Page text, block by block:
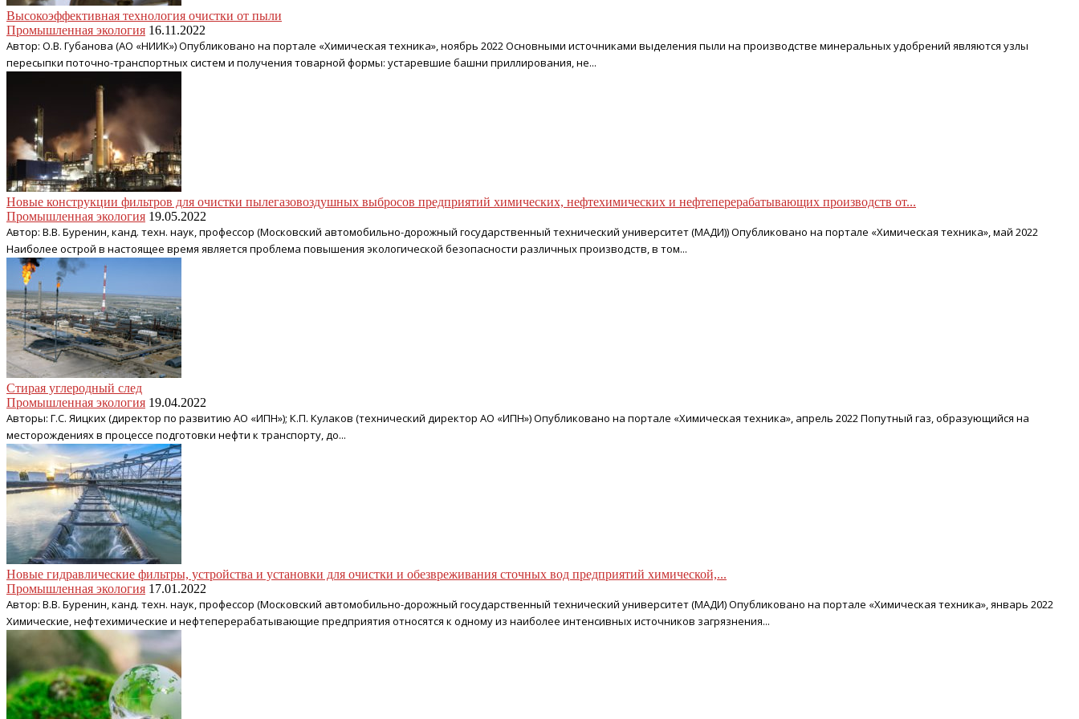
Высокоэффективная технология очистки от пыли
Промышленная экология 16.11.2022
Автор: О.В. Губанова (АО «НИИК») Опубликовано на портале «Химическая техника», ноябрь 2022 Основными источниками выделения пыли на производстве минеральных удобрений являются узлы
пересыпки поточно-транспортных систем и получения товарной формы: устаревшие башни приллирования, не...
Новые конструкции фильтров для очистки пылегазовоздушных выбросов предприятий химических, нефтехимических и нефтеперерабатывающих производств от...
Промышленная экология 19.05.2022
Автор: В.В. Буренин, канд. техн. наук, профессор (Московский автомобильно-дорожный государственный технический университет (МАДИ)) Опубликовано на портале «Химическая техника», май 2022
Наиболее острой в настоящее время является проблема повышения экологической безопасности различных производств, в том...
Стирая углеродный след
Промышленная экология 19.04.2022
Авторы: Г.С. Яицких (директор по развитию АО «ИПН»); К.П. Кулаков (технический директор АО «ИПН») Опубликовано на портале «Химическая техника», апрель 2022 Попутный газ, образующийся на
месторождениях в процессе подготовки нефти к транспорту, до...
Новые гидравлические фильтры, устройства и установки для очистки и обезвреживания сточных вод предприятий химической,...
Промышленная экология 17.01.2022
Автор: В.В. Буренин, канд. техн. наук, профессор (Московский автомобильно-дорожный государственный технический университет (МАДИ) Опубликовано на портале «Химическая техника», январь 2022
Химические, нефтехимические и нефтеперерабатывающие предприятия относятся к одному из наиболее интенсивных источников загрязнения...